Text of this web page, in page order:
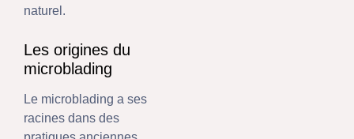
naturel.
Les origines du
microblading
Le microblading a ses
racines dans des